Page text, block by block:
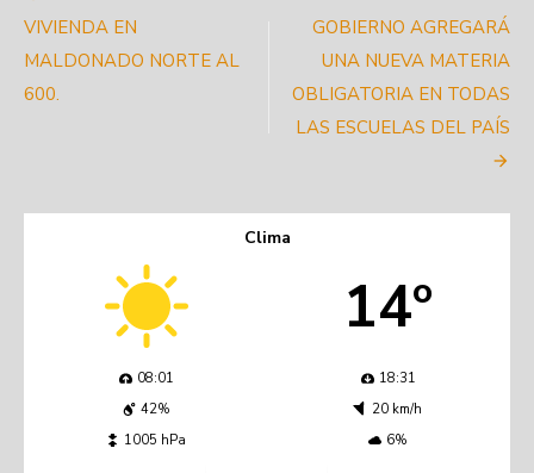
de
entradas
VIVIENDA EN
MALDONADO NORTE AL
600.
GOBIERNO AGREGARÁ
UNA NUEVA MATERIA
OBLIGATORIA EN TODAS
LAS ESCUELAS DEL PAÍS
Clima
14º
08:01
18:31
42%
20 km/h
1005 hPa
6%